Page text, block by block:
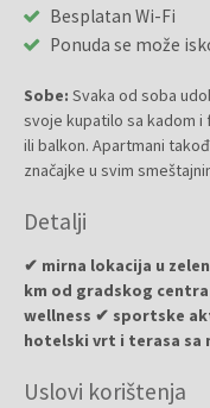
Besplatan Wi-Fi
Ponuda se može
Sobe: Svaka od soba
svoje kupatilo sa kadom i
ili balkon. Apartmani
značajke u svim
Detalji
✔ mirna lokacija u
km od gradskog
wellness ✔ sportske
hotelski vrt i terasa sa
Uslovi korištenja